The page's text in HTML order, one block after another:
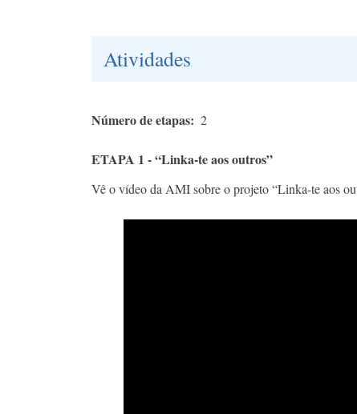
Atividades
Número de etapas 2
ETAPA 1 - “Linka-te aos outros”
Vê o vídeo da AMI sobre o projeto “Linka-te aos